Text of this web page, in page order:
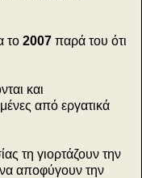
το 2007 παρά του ότι
και
από εργατικά
τη γιορτάζουν την
αποφύγουν την